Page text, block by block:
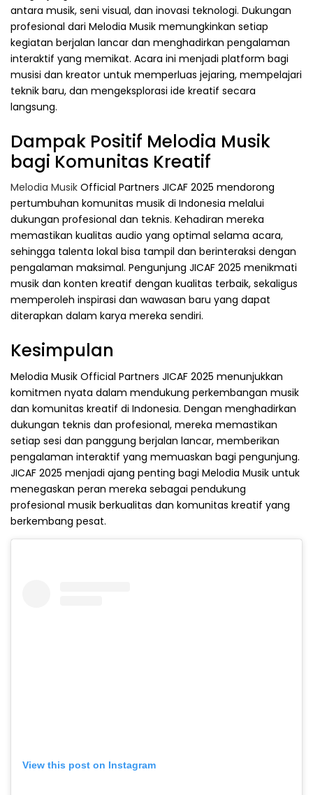
antara musik, seni visual, dan inovasi teknologi. Dukungan
profesional dari Melodia Musik memungkinkan setiap
kegiatan berjalan lancar dan menghadirkan pengalaman
interaktif yang memikat. Acara ini menjadi platform bagi
musisi dan kreator untuk memperluas jejaring, mempelajari
teknik baru, dan mengeksplorasi ide kreatif secara
langsung.
Dampak Positif Melodia Musik
bagi Komunitas Kreatif
Melodia Musik Official Partners JICAF 2025 mendorong
pertumbuhan komunitas musik di Indonesia melalui
dukungan profesional dan teknis. Kehadiran mereka
memastikan kualitas audio yang optimal selama acara,
sehingga talenta lokal bisa tampil dan berinteraksi dengan
pengalaman maksimal. Pengunjung JICAF 2025 menikmati
musik dan konten kreatif dengan kualitas terbaik, sekaligus
memperoleh inspirasi dan wawasan baru yang dapat
diterapkan dalam karya mereka sendiri.
Kesimpulan
Melodia Musik Official Partners JICAF 2025 menunjukkan
komitmen nyata dalam mendukung perkembangan musik
dan komunitas kreatif di Indonesia. Dengan menghadirkan
dukungan teknis dan profesional, mereka memastikan
setiap sesi dan panggung berjalan lancar, memberikan
pengalaman interaktif yang memuaskan bagi pengunjung.
JICAF 2025 menjadi ajang penting bagi Melodia Musik untuk
menegaskan peran mereka sebagai pendukung
profesional musik berkualitas dan komunitas kreatif yang
berkembang pesat.
View this post on Instagram